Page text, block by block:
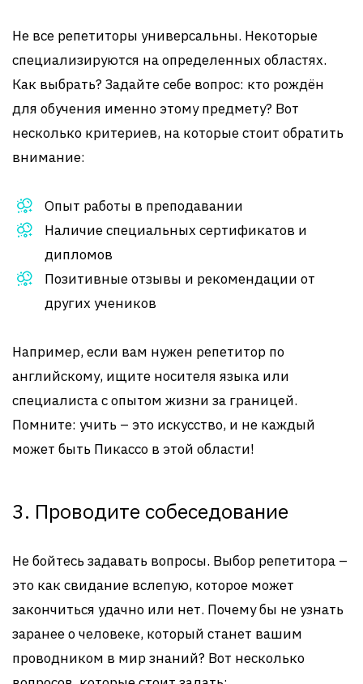
Не все репетиторы универсальны. Некоторые
специализируются на определенных областях.
Как выбрать? Задайте себе вопрос: кто рождён
для обучения именно этому предмету? Вот
несколько критериев, на которые стоит обратить
внимание:
Опыт работы в преподавании
Наличие специальных сертификатов и
дипломов
Позитивные отзывы и рекомендации от
других учеников
Например, если вам нужен репетитор по
английскому, ищите носителя языка или
специалиста с опытом жизни за границей.
Помните: учить – это искусство, и не каждый
может быть Пикассо в этой области!
3. Проводите собеседование
Не бойтесь задавать вопросы. Выбор репетитора –
это как свидание вслепую, которое может
закончиться удачно или нет. Почему бы не узнать
заранее о человеке, который станет вашим
проводником в мир знаний? Вот несколько